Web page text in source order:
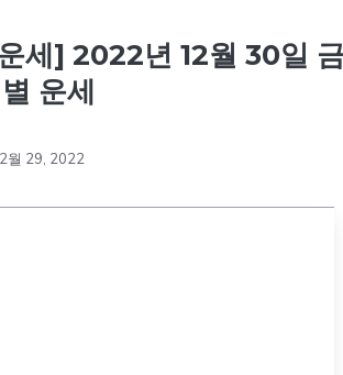
세] 2022년 12월 30일
운세
월 29, 2022